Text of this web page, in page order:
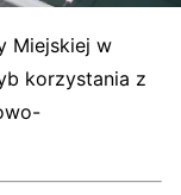
Miejskiej w
korzystania z